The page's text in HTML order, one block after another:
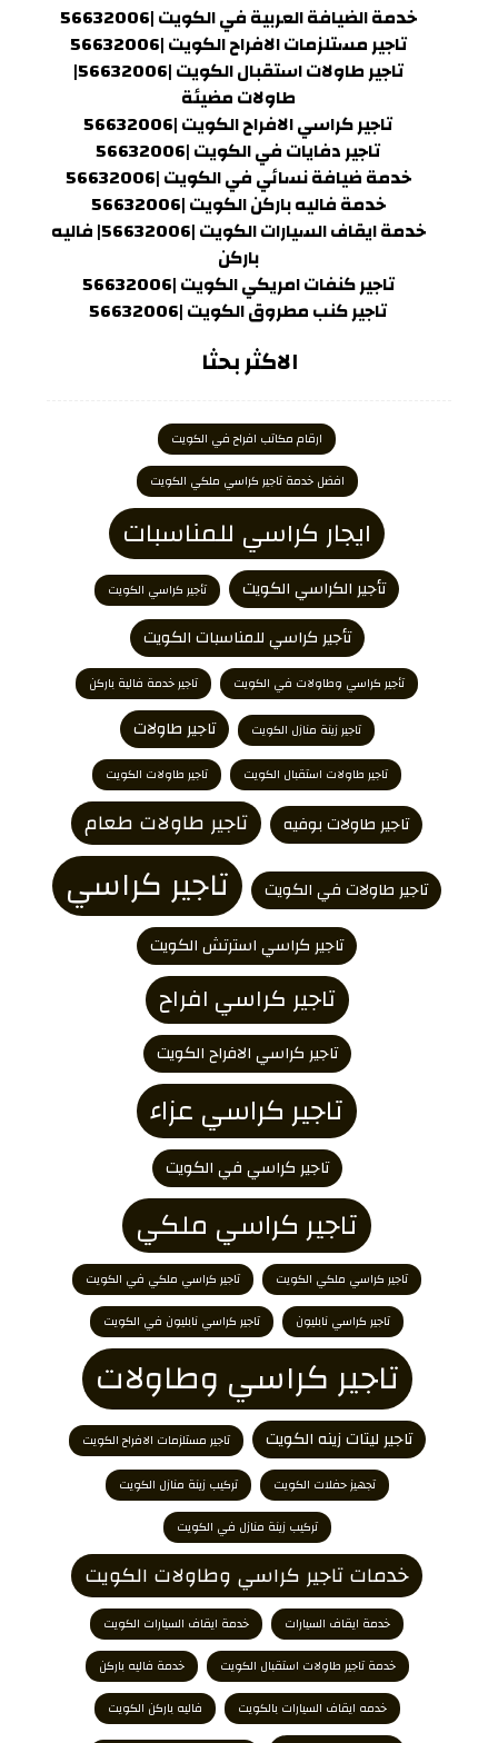
خدمة الضيافة العربية في الكويت |56632006
تاجير مستلزمات الافراح الكويت |56632006
تاجير طاولات استقبال الكويت |56632006|
طاولات مضيئة
تاجير كراسي الافراح الكويت |56632006
تاجير دفايات في الكويت |56632006
خدمة ضيافة نسائي في الكويت |56632006
خدمة فاليه باركن الكويت |56632006
خدمة ايقاف السيارات الكويت |56632006| فاليه
باركن
تاجير كنفات امريكي الكويت |56632006
تاجير كنب مطروق الكويت |56632006
الاكثر بحثا
ارقام مكاتب افراح في الكويت
افضل خدمة تاجير كراسي ملكي الكويت
ايجار كراسي للمناسبات
تأجير الكراسي الكويت تأجير كراسي الكويت
تأجير كراسي للمناسبات الكويت
تأجير كراسي وطاولات في الكويت تاجير خدمة فالية باركن
تاجير زينة منازل الكويت تاجير طاولات
تاجير طاولات استقبال الكويت تاجير طاولات الكويت
تاجير طاولات بوفيه تاجير طاولات طعام
تاجير طاولات في الكويت تاجير كراسي
تاجير كراسي استرتش الكويت
تاجير كراسي افراح
تاجير كراسي الافراح الكويت
تاجير كراسي عزاء
تاجير كراسي في الكويت
تاجير كراسي ملكي
تاجير كراسي ملكي الكويت
تاجير كراسي ملكي في الكويت
تاجير كراسي نابليون
تاجير كراسي نابليون في الكويت
تاجير كراسي وطاولات
تاجير ليتات زينه الكويت
تاجير مستلزمات الافراح الكويت
تجهيز حفلات الكويت
تركيب زينة منازل الكويت
تركيب زينة منازل في الكويت
خدمات تاجير كراسي وطاولات الكويت
خدمة ايقاف السيارات
خدمة ايقاف السيارات الكويت
خدمة تاجير طاولات استقبال الكويت
خدمة فاليه باركن
خدمه ايقاف السيارات بالكويت
فاليه باركن الكويت